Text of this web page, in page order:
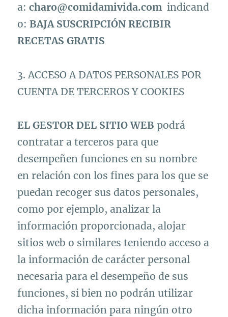
a:charo@comidamivida.com indicand
o:BAJA SUSCRIPCIÓN RECIBIR
RECETAS GRATIS
3. ACCESO A DATOS PERSONALES POR
CUENTA DE TERCEROS Y COOKIES
EL GESTOR DEL SITIO WEBpodrá
contratar a terceros para que
desempeñen funciones en su nombre
en relación con los fines para los que se
puedan recoger sus datos personales,
como por ejemplo, analizar la
información proporcionada, alojar
sitios web o similares teniendo acceso a
la información de carácter personal
necesaria para el desempeño de sus
funciones, si bien no podrán utilizar
dicha información para ningún otro